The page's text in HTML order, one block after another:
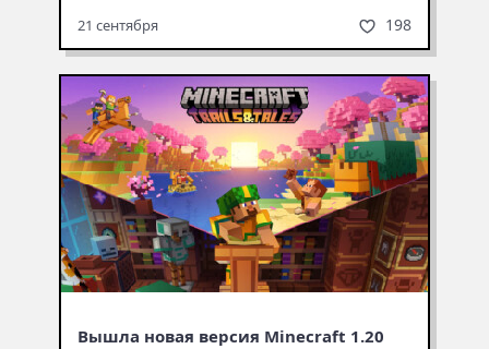
21 сентября 198
Вышла новая версия Minecraft 1.20